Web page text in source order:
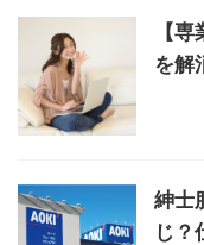
【
を解
紳士
じ？